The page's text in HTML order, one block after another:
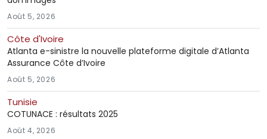
Août 5, 2026
Côte d'Ivoire
Atlanta e-sinistre la nouvelle plateforme digitale d’Atlanta
Assurance Côte d’Ivoire
Août 5, 2026
Tunisie
COTUNACE : résultats 2025
Août 4, 2026